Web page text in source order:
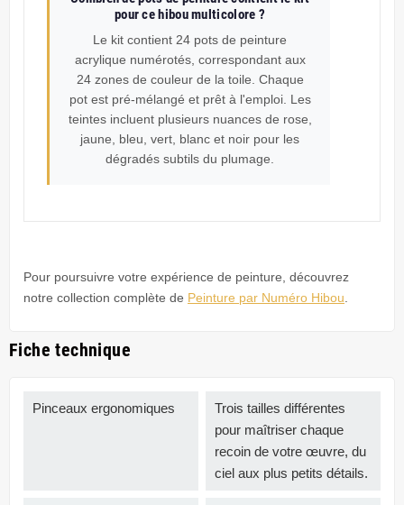
pour ce hibou multicolore ?
Le kit contient 24 pots de peinture
acrylique numérotés, correspondant aux
24 zones de couleur de la toile. Chaque
pot est pré-mélangé et prêt à l'emploi. Les
teintes incluent plusieurs nuances de rose,
jaune, bleu, vert, blanc et noir pour les
dégradés subtils du plumage.
Pour poursuivre votre expérience de peinture, découvrez
notre collection complète de Peinture par Numéro Hibou
Fiche technique
Pinceaux ergonomiques
Trois tailles différentes
pour maîtriser chaque
recoin de votre œuvre, du
ciel aux plus petits détails.